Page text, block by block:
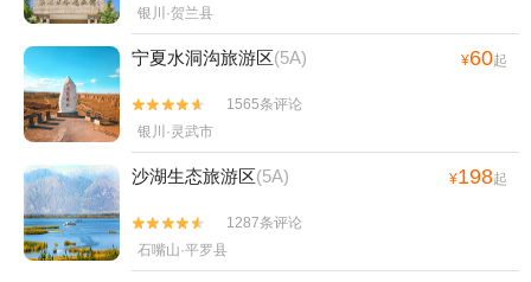
银川·贺兰县
宁夏水洞沟旅游区(5A) ¥60起


1565条评论
银川·灵武市
沙湖生态旅游区(5A) ¥198起


1287条评论
石嘴山·平罗县